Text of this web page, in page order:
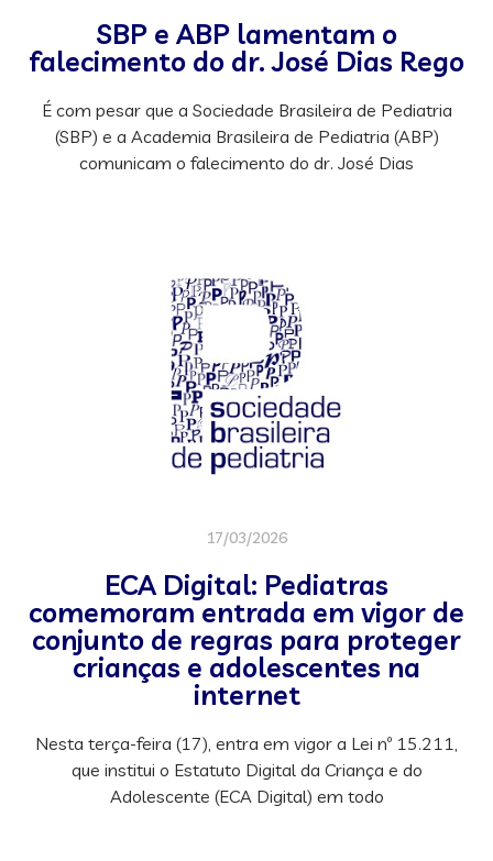
SBP e ABP lamentam o
falecimento do dr. José Dias Rego
É com pesar que a Sociedade Brasileira de Pediatria
(SBP) e a Academia Brasileira de Pediatria (ABP)
comunicam o falecimento do dr. José Dias
17/03/2026
ECA Digital: Pediatras
comemoram entrada em vigor de
conjunto de regras para proteger
crianças e adolescentes na
internet
Nesta terça-feira (17), entra em vigor a Lei nº 15.211,
que institui o Estatuto Digital da Criança e do
Adolescente (ECA Digital) em todo